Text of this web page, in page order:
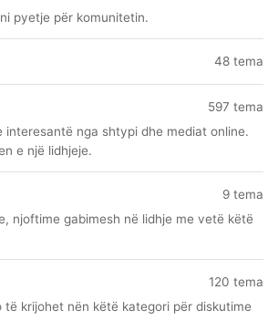
pyetje për komunitetin.
48 tema
597 tema
interesantë nga shtypi dhe mediat online.
e një lidhjeje.
9 tema
njoftime gabimesh në lidhje me vetë këtë
120 tema
të krijohet nën këtë kategori për diskutime